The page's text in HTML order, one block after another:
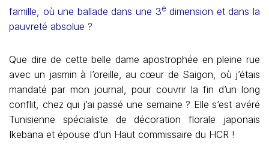
famille, où une ballade dans une 3e dimension et dans la
pauvreté absolue ?
Que dire de cette belle dame apostrophée en pleine rue
avec un jasmin à l’oreille, au cœur de Saigon, où j’étais
mandaté par mon journal, pour couvrir la fin d’un long
conflit, chez qui j’ai passé une semaine ? Elle s’est avéré
Tunisienne spécialiste de décoration florale japonais
Ikebana et épouse d’un Haut commissaire du HCR !